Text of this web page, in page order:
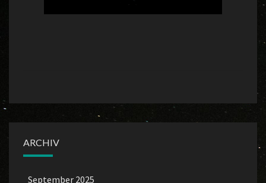
ARCHIV
September 2025